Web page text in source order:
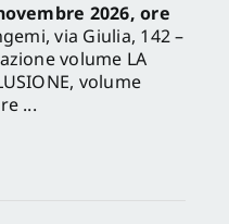
2026, ore
via Giulia, 142 –
volume LA
volume
...